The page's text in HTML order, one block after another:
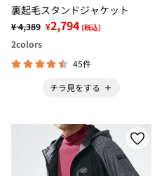
裏起毛スタンドジャケット
¥ 4,389 ¥2,794 (税込)
2colors
45件
チラ見をする